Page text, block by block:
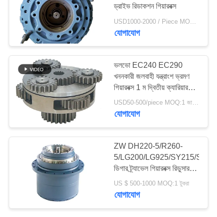
Slewing রিং বিয়ারিং
এক্সকাভেটর ফুট প্যাডেল
ভালভ
48
ড্রাইভ রিডাকশন গিয়ারবক্স
USD1000-2000 / Piece MOQ:1 জামায়
যোগাযোগ
ভলভো EC240 EC290
খননকারী জলবাহী যন্ত্রাংশ ভ্রমণ
গিয়ারবক্স 1 ম দ্বিতীয় ক্যারিয়ার
স্পাইডার
USD50-500/piece MOQ:1 জামায়
যোগাযোগ
ZW DH220-5/R260-
5/LG200/LG925/SY215/
ডিগার ট্র্যাভেল গিয়ারবক্স রিডুসার
ফাইনাল ড্রাইভ হ্রাস
US $ 500-1000 MOQ:1 টুকরা
যোগাযোগ